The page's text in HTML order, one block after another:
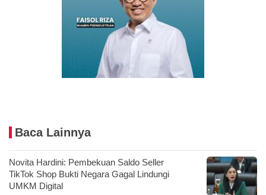
Baca Lainnya
Novita Hardini: Pembekuan Saldo Seller
TikTok Shop Bukti Negara Gagal Lindungi
UMKM Digital